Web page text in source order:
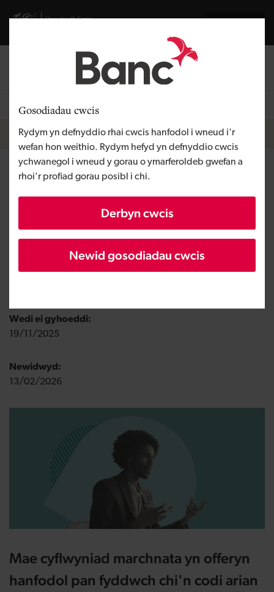
Gosodiadau cwcis
Rydym yn defnyddio rhai cwcis hanfodol i wneud i'r
wefan hon weithio. Rydym hefyd yn defnyddio cwcis
ychwanegol i wneud y gorau o ymarferoldeb gwefan a
rhoi'r profiad gorau posibl i chi.
Derbyn cwcis
Newid gosodiadau cwcis
Visit gov.wales website
Mewngofnodi
sylfaenwyr, buddsoddwyr ac arweinwyr ecosystemau ledled
Cymru a'r DU. Gallwch weld yr holl gynnwys
Breadcrumb
Llawlyfr sylfaenwyr
Sut i greu cyflwyniad
marchnata gwych i godi arian ar
gyfer busnes sy’n dechrau o’r
newydd
Wedi ei gyhoeddi:
19/11/2025
Newidwyd:
13/02/2026
Mae cyflwyniad marchnata yn offeryn
hanfodol pan fyddwch chi'n codi arian